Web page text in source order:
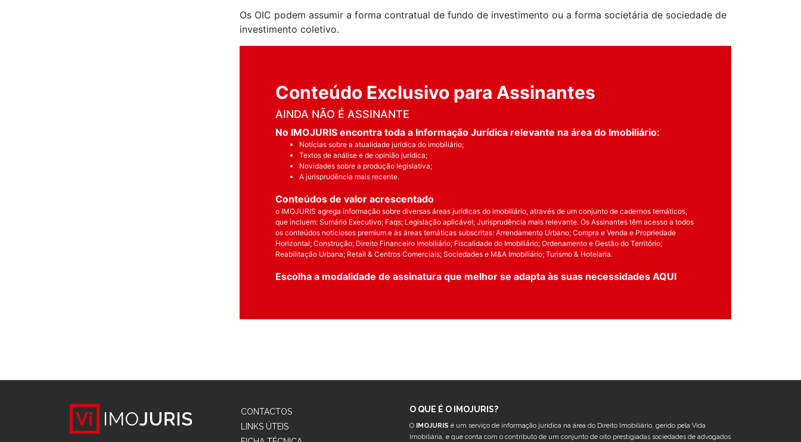
Os OIC podem assumir a forma contratual de fundo de investimento ou a forma societária de sociedade de
investimento coletivo.
Conteúdo Exclusivo para Assinantes
AINDA NÃO É ASSINANTE
No IMOJURIS encontra toda a Informação Jurídica relevante na área do Imobiliário:
Notícias sobre a atualidade jurídica do imobiliário;
Textos de análise e de opinião jurídica;
Novidades sobre a produção legislativa;
A jurisprudência mais recente.
Conteúdos de valor acrescentado
o IMOJURIS agrega informação sobre diversas áreas jurídicas do imobiliário, através de um conjunto de cadernos temáticos,
que incluem: Sumário Executivo; Faqs; Legislação aplicável; Jurisprudência mais relevante. Os Assinantes têm acesso a todos
os conteúdos noticiosos premium e às áreas temáticas subscritas: Arrendamento Urbano; Compra e Venda e Propriedade
Horizontal; Construção; Direito Financeiro Imobiliário; Fiscalidade do Imobiliário; Ordenamento e Gestão do Território;
Reabilitação Urbana; Retail & Centros Comerciais; Sociedades e M&A Imobiliário; Turismo & Hotelaria.
Escolha a modalidade de assinatura que melhor se adapta às suas necessidades AQUI
CONTACTOS
LINKS ÚTEIS
O QUE É O IMOJURIS?
O IMOJURIS é um serviço de informação jurídica na área do Direito Imobiliário, gerido pela Vida
Imobiliária, e que conta com o contributo de um conjunto de oito prestigiadas sociedades de advogados